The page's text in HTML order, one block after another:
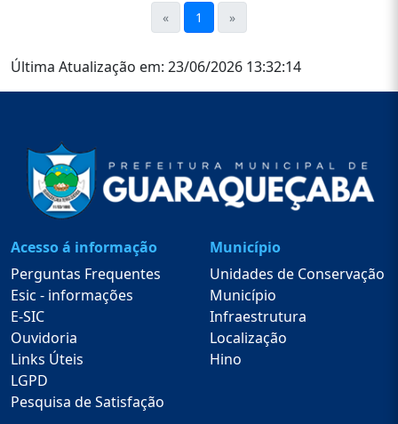
« 1 »
Última Atualização em: 23/06/2026 13:32:14
Acesso á informação
Perguntas Frequentes
Esic - informações
E-SIC
Ouvidoria
Links Úteis
LGPD
Pesquisa de Satisfação
Município
Unidades de Conservação
Município
Infraestrutura
Localização
Hino